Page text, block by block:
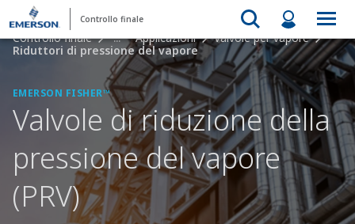
Controllo finale
Controllo finale ... Applicazioni
Valvole per vapore
Riduttori di pressione del vapore
EMERSON FISHER™
Valvole di riduzione della
pressione del vapore
(PRV)